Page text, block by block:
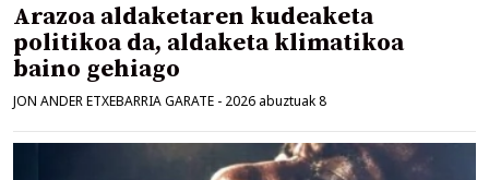
Arazoa aldaketaren kudeaketa
politikoa da, aldaketa klimatikoa
baino gehiago
JON ANDER ETXEBARRIA GARATE - 2026 abuztuak 8